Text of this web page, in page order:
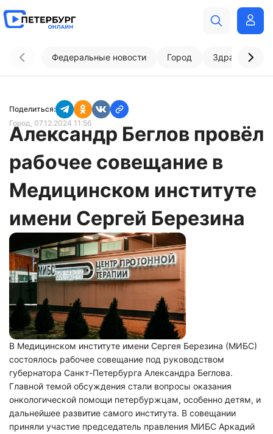
Федеральные новости Город
Поделиться:
Город, 07.12.2024 11:56
Александр Беглов провёл
рабочее совещание в
Медицинском институте
имени Сергей Березина
В Медицинском институте имени Сергея Березина (МИБС)
состоялось рабочее совещание под руководством
губернатора Санкт-Петербурга Александра Беглова.
Главной темой обсуждения стали вопросы оказания
онкологической помощи петербуржцам, особенно детям, и
дальнейшее развитие самого института. В совещании
приняли участие председатель правления МИБС Аркадий